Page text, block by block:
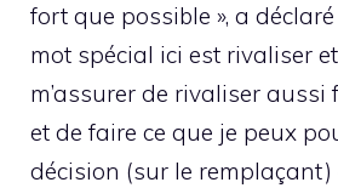
fort que possible », a déclaré
mot spécial ici est rivaliser
m’assurer de rivaliser
et de faire ce que je peux
décision (sur le